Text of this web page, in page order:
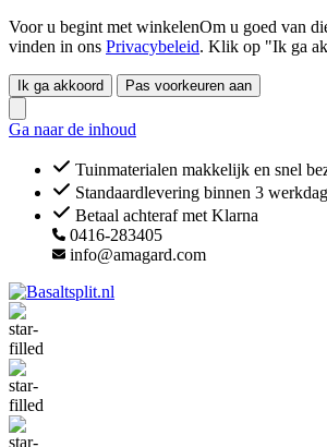
Voor u begint met winkelenOm u goed van
vinden in ons Privacybeleid. Klik op "Ik ga
Ik ga akkoord Pas voorkeuren aan
Ga naar de inhoud
Tuinmaterialen makkelijk en snel
Standaardlevering binnen 3
Betaal achteraf met Klarna
0416-283405
info@amagard.com